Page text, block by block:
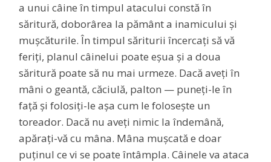
a unui câine în timpul atacului constă în
săritură, doborârea la pământ a inamicului și
mușcăturile. În timpul săriturii încercați să vă
feriți, planul câinelui poate eșua și a doua
săritură poate să nu mai urmeze. Dacă aveți în
mâni o geantă, căciulă, palton — puneți-le în
față și folosiți-le așa cum le folosește un
toreador. Dacă nu aveți nimic la îndemână,
apărați-vă cu mâna. Mâna mușcată e doar
puținul ce vi se poate întâmpla. Câinele va ataca